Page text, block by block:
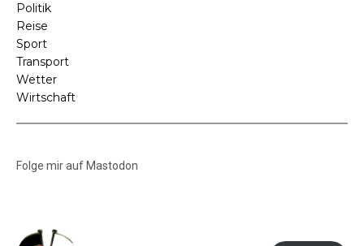
Politik
Reise
Sport
Transport
Wetter
Wirtschaft
Folge mir auf Mastodon